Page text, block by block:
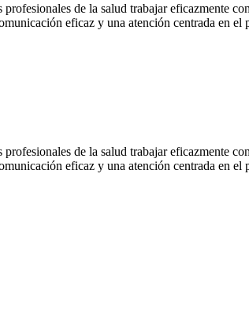
de la salud trabajar eficazmente
eficaz y una atención centrada en el
de la salud trabajar eficazmente
eficaz y una atención centrada en el